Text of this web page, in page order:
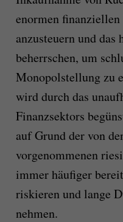
enormen
anzusteuern und
beherrschen, um
Monopolstellung zu
wird durch das
Finanzsektors
auf Grund der von
vorgenommenen
immer häufiger
riskieren und lange
nehmen.